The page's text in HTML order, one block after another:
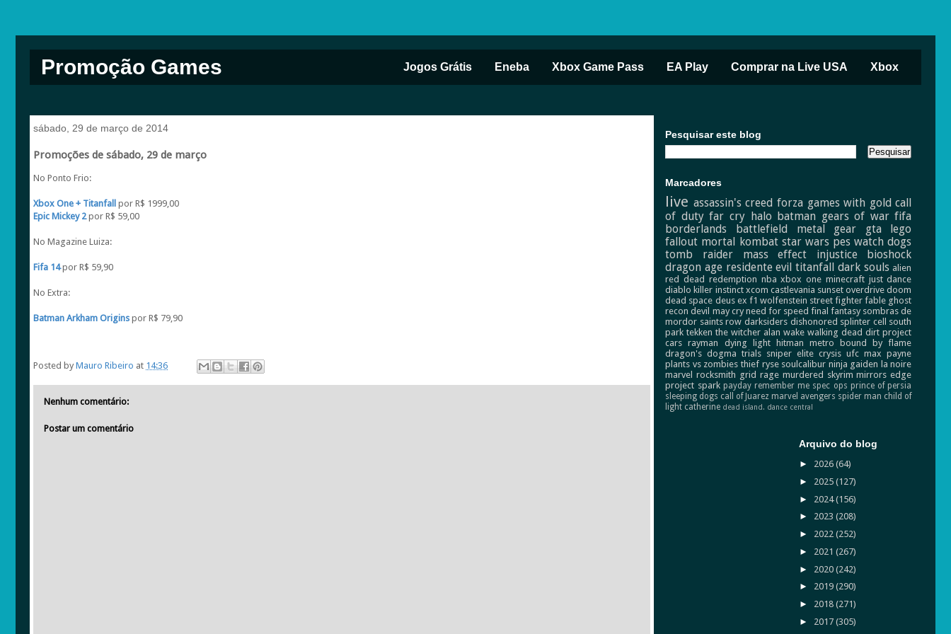
Promoção Games Jogos Grátis Eneba Xbox Game Pass EA Play Comprar na Live USA Xbox
sábado, 29 de março de 2014
Promoções de sábado, 29 de março
No Ponto Frio:
Xbox One + Titanfall por R$ 1999,00
Epic Mickey 2por R$ 59,00
No Magazine Luiza:
Fifa 14por R$ 59,90
No Extra:
Batman Arkham Origins por R$ 79,90
Posted by Mauro Ribeiro at 14:36
Nenhum comentário:
Postar um comentário
Pesquisar este blog
Marcadores
live assassin's creed forza games with gold call
of duty far cry halo batman gears of war fifa
borderlands
battlefield metal gear gta
lego
fallout mortal kombat star wars pes watch dogs
tomb raider
mass effect injustice
bioshock
dragon age residente evil titanfall dark souls alien
red dead redemption nba xbox one minecraft just dance
diablo killer instinct xcom castlevania sunset overdrive doom
dead space deus ex f1 wolfenstein street fighter fable ghost
recon devil may cry need for speed final fantasy sombras de
mordor saints row darksiders dishonored splinter cell south
park tekken the witcher alan wake walking dead dirt project
cars rayman dying light hitman metro
bound by flame
dragon's dogma trials sniper elite crysis ufc max payne
plants vs zombies thief ryse soulcalibur ninja gaiden la noire
marvel rocksmith grid rage murdered skyrim mirrors edge
project spark payday remember me spec ops prince of persia
sleeping dogs call of Juarez marvel avengers spider man child of
light catherine dead island. dance central
Arquivo do blog
► 2026(64)
► 2025(127)
► 2024(156)
► 2023(208)
► 2022(252)
► 2021(267)
► 2020(242)
► 2019(290)
► 2018(271)
► 2017(305)